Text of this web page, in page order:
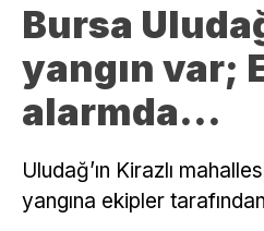
Bursa
yangın var;
alarmda…
Uludağ’ın Kirazlı
yangına ekipler